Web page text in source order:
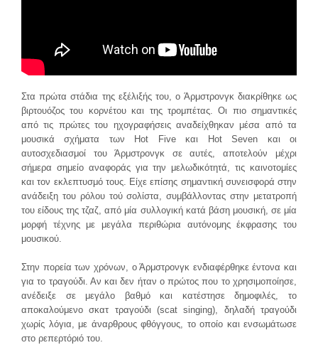
Στα πρώτα στάδια της εξέλιξής του, ο Άρμστρονγκ διακρίθηκε ως
βιρτουόζος του κορνέτου και της τρομπέτας. Οι πιο σημαντικές
από τις πρώτες του ηχογραφήσεις αναδείχθηκαν μέσα από τα
μουσικά σχήματα των Hot Five και Hot Seven και οι
αυτοσχεδιασμοί του Άρμστρονγκ σε αυτές, αποτελούν μέχρι
σήμερα σημείο αναφοράς για την μελωδικότητά, τις καινοτομίες
και τον εκλεπτυσμό τους. Είχε επίσης σημαντική συνεισφορά στην
ανάδειξη του ρόλου τού σολίστα, συμβάλλοντας στην μετατροπή
του είδους της τζαζ, από μία συλλογική κατά βάση μουσική, σε μία
μορφή τέχνης με μεγάλα περιθώρια αυτόνομης έκφρασης του
μουσικού.
Στην πορεία των χρόνων, ο Άρμστρονγκ ενδιαφέρθηκε έντονα και
για το τραγούδι. Αν και δεν ήταν ο πρώτος που το χρησιμοποίησε,
ανέδειξε σε μεγάλο βαθμό και κατέστησε δημοφιλές, το
αποκαλούμενο σκατ τραγούδι (scat singing), δηλαδή τραγούδι
χωρίς λόγια, με άναρθρους φθόγγους, το οποίο και ενσωμάτωσε
στο ρεπερτόριό του.